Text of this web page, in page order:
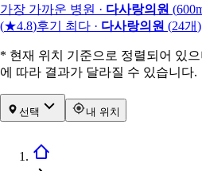
가장 가까운 병원 · 다사랑의원 (
(★4.8)후기 최다 · 다사랑의원 (24개)
* 현재 위치 기준으로 정렬되어 있
에 따라 결과가 달라질 수 있습니다.
선택 내 위치